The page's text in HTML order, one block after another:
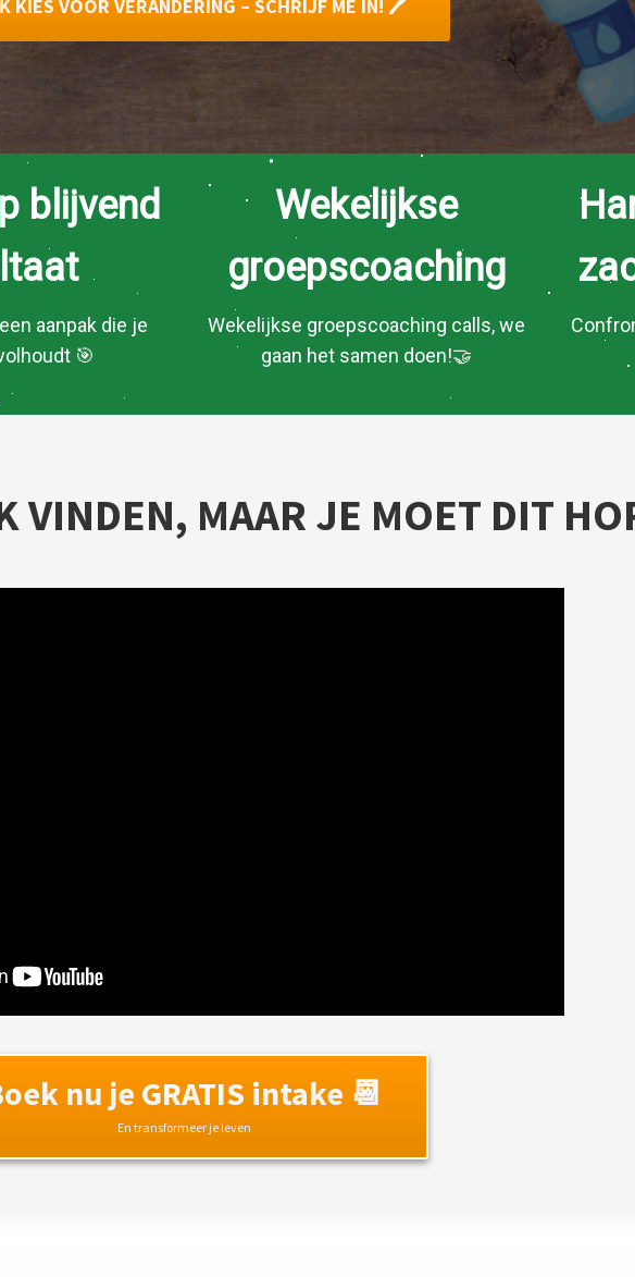
KIES VOOR VERANDERING – SCHRIJF ME IN! 🖊
blijvend
aanpak die je
🎯
Wekelijkse
groepscoaching
Wekelijkse groepscoaching calls, we
gaan het samen doen!🤝
VINDEN, MAAR JE MOET DIT
nu je GRATIS intake 📆
En transformeer je leven